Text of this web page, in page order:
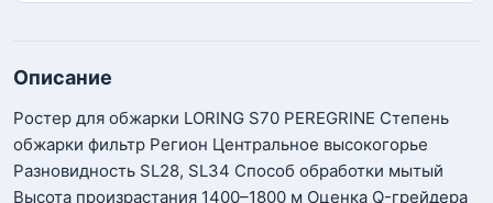
Описание
Ростер для обжарки LORING S70 PEREGRINE Степень
обжарки фильтр Регион Центральное высокогорье
Разновидность SL28, SL34 Способ обработки мытый
Высота произрастания 1400–1800 м Оценка Q-грейдера